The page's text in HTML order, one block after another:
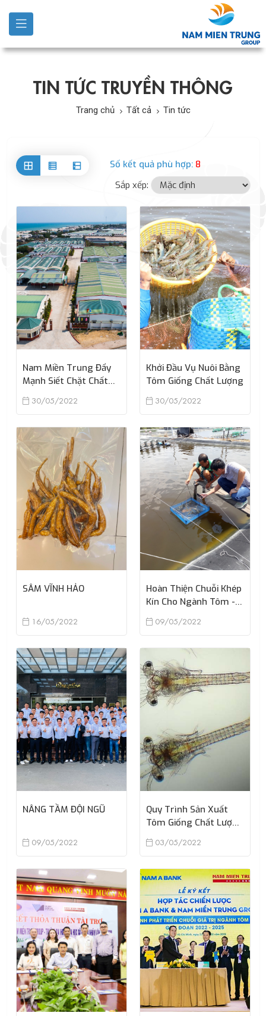
TIN TỨC TRUYỀN THÔNG
Trang chủ Tất cả Tin tức
Số kết quả phù hợp: 8
Sắp xếp:
Nam Miền Trung Đẩy
Mạnh Siết Chặt Chất
Lượng Tôm Giống Đầu
Ra
30/05/2022
Khởi Đầu Vụ Nuôi Bằng
Tôm Giống Chất Lượng
30/05/2022
SÂM VĨNH HẢO
16/05/2022
Hoàn Thiện Chuỗi Khép
Kín Cho Ngành Tôm -
Người Nông Dân Được
Hưởng Lợi
09/05/2022
NÂNG TẦM ĐỘI NGŨ
09/05/2022
Quy Trình Sản Xuất
Tôm Giống Chất Lượng
Cao03/05/2022